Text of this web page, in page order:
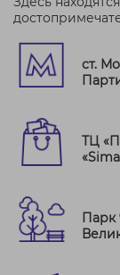
ст.
ТЦ
Парк